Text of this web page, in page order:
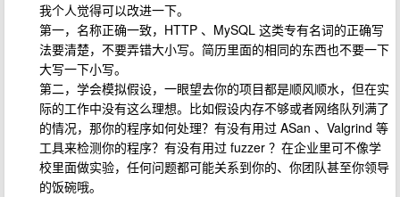
我个人觉得可以改进一下。
第一，名称正确一致，HTTP 、MySQL 这类专有名词的正确写
法要清楚，不要弄错大小写。简历里面的相同的东西也不要一下
大写一下小写。
第二，学会模拟假设，一眼望去你的项目都是顺风顺水，但在实
际的工作中没有这么理想。比如假设内存不够或者网络队列满了
的情况，那你的程序如何处理？有没有用过 ASan 、Valgrind 等
工具来检测你的程序？有没有用过 fuzzer ？在企业里可不像学
校里面做实验，任何问题都可能关系到你的、你团队甚至你领导
的饭碗哦。